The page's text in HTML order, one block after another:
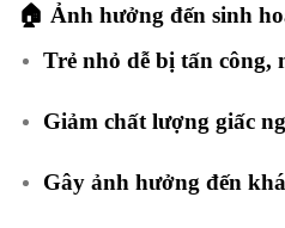
🏠 Ảnh hưởng đến sinh
Trẻ nhỏ dễ bị tấn công,
Giảm chất lượng giấc
Gây ảnh hưởng đến